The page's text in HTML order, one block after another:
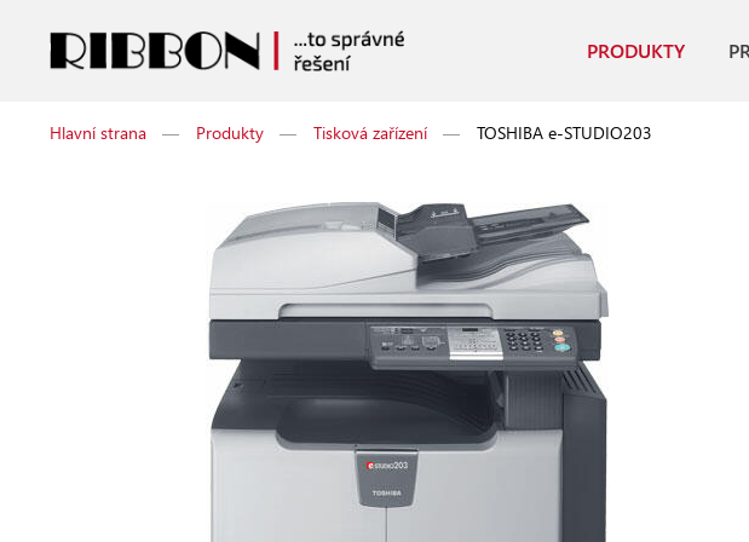
PRODUKTY
Hlavní strana — Produkty — Tisková zařízení — TOSHIBA e-STUDIO203